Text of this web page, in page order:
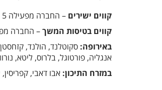
קווים ישירים – החברה מפעילה 5 טיסות שבועיות היוצאות מנמל התעופה בן גוריון בישראל ונוחתות בריגה.
קווים בטיסות המשך– החברה
באירופה: סקוטלנד, הולנד,
אנגליה, פורטוגל, בלרוס, ליטא,
במזרח התיכון: אבו דאבי,